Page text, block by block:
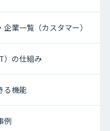
業一覧（カスタマー）
）の仕組み
る機能
例